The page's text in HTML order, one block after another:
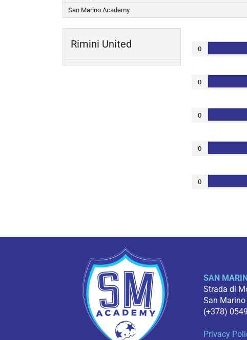
San Marino Academy
Rimini United 0
0
0
0
0
SAN
Strada di
San
(+378)
Privacy